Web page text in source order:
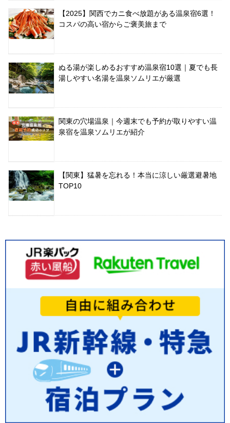
【2025】関西でカニ食べ放題がある温泉宿6選！
コスパの高い宿からご褒美旅まで
ぬる湯が楽しめるおすすめ温泉宿10選｜夏でも長
湯しやすい名湯を温泉ソムリエが厳選
関東の穴場温泉｜今週末でも予約が取りやすい温
泉宿を温泉ソムリエが紹介
【関東】猛暑を忘れる！本当に涼しい厳選避暑地
TOP10